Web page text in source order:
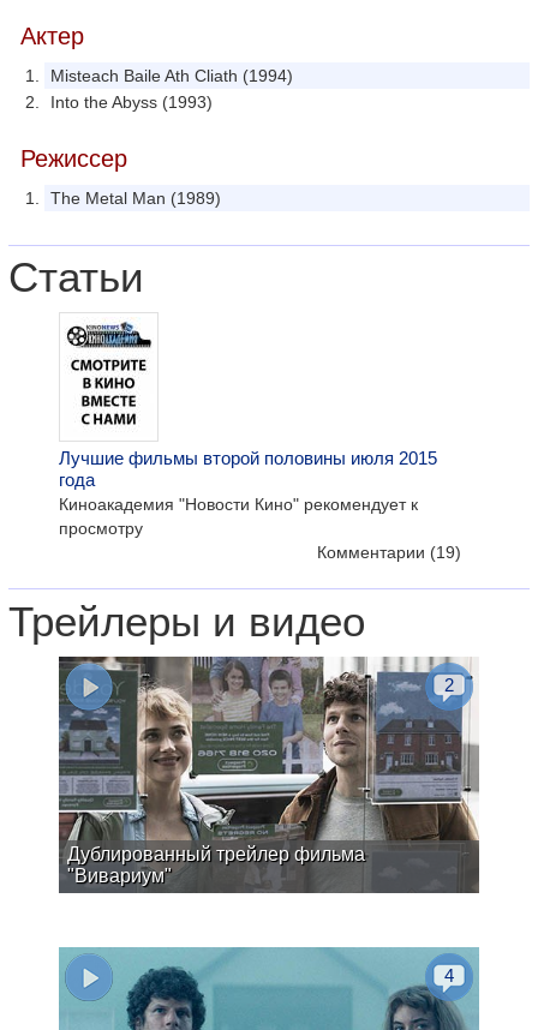
Актер
Misteach Baile Ath Cliath (1994)
Into the Abyss (1993)
Режиссер
The Metal Man (1989)
Статьи
Лучшие фильмы второй половины июля 2015
года
Киноакадемия "Новости Кино" рекомендует к
просмотру
Комментарии (19)
Трейлеры и видео
Дублированный трейлер фильма
"Вивариум"
2
4